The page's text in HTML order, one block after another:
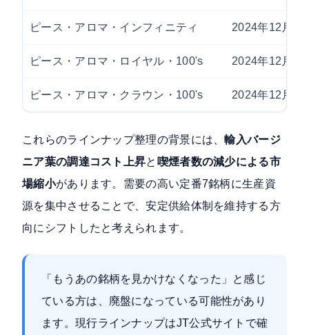
ピース・アロマ・インフィニティ 2024年12月（
ピース・アロマ・ロイヤル・100's 2024年12月
ピース・アロマ・クラウン・100's 2024年12月
これらのラインナップ整理の背景には、輸入バージ
ニア葉の調達コスト上昇と 喫煙者数の減少による市
場縮小があります。需要の高い定番7銘柄に生産資
源を集中させることで、安定供給体制を維持する方
向にシフトしたと考えられます。
「もうあの銘柄を見かけなくなった」と感じ
ている方は、廃盤になっている可能性があり
ます。現行ラインナップはJT公式サイト で確